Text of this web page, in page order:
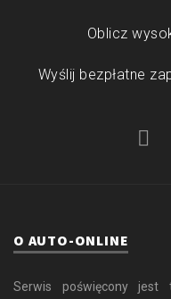
Oblicz
Wyślij bezpłatne
O AUTO-ONLINE
Serwis poświęcony jest